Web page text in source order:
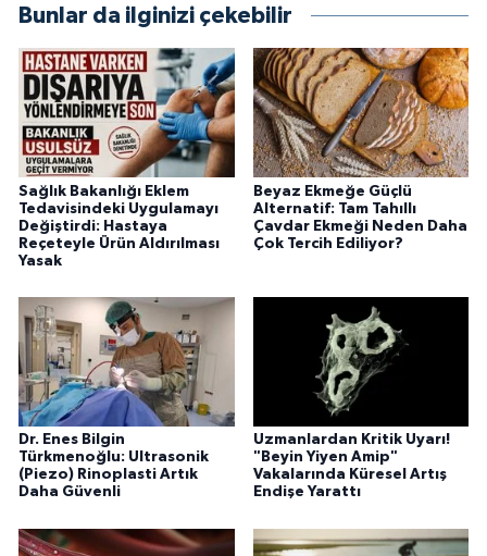
Bunlar da ilginizi çekebilir
Sağlık Bakanlığı Eklem
Tedavisindeki Uygulamayı
Değiştirdi: Hastaya
Reçeteyle Ürün Aldırılması
Yasak
Beyaz Ekmeğe Güçlü
Alternatif: Tam Tahıllı
Çavdar Ekmeği Neden Daha
Çok Tercih Ediliyor?
Dr. Enes Bilgin
Türkmenoğlu: Ultrasonik
(Piezo) Rinoplasti Artık
Daha Güvenli
Uzmanlardan Kritik Uyarı!
"Beyin Yiyen Amip"
Vakalarında Küresel Artış
Endişe Yarattı